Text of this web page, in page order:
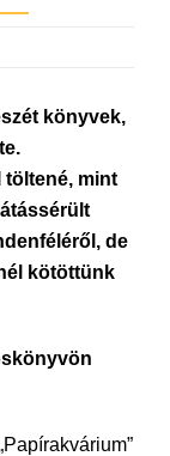
könyvek,
töltené, mint
de
kötöttünk